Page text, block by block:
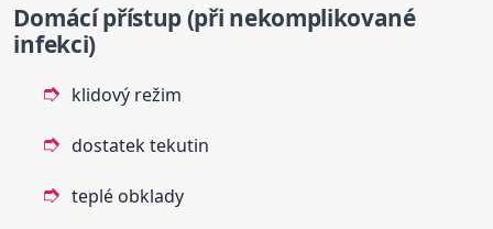
Domácí přístup (při nekomplikované
infekci)
klidový režim
dostatek tekutin
teplé obklady